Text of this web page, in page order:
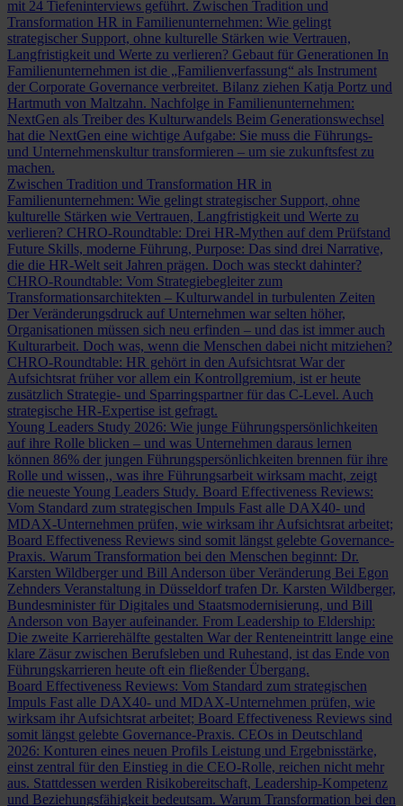
mit 24 Tiefeninterviews geführt. Zwischen Tradition und
Transformation HR in Familienunternehmen: Wie gelingt
strategischer Support, ohne kulturelle Stärken wie Vertrauen,
Langfristigkeit und Werte zu verlieren? Gebaut für Generationen In
Familienunternehmen ist die „Familienverfassung“ als Instrument
der Corporate Governance verbreitet. Bilanz ziehen Katja Portz und
Hartmuth von Maltzahn. Nachfolge in Familienunternehmen:
NextGen als Treiber des Kulturwandels Beim Generationswechsel
hat die NextGen eine wichtige Aufgabe: Sie muss die Führungs-
und Unternehmenskultur transformieren – um sie zukunftsfest zu
machen.
Zwischen Tradition und Transformation HR in
Familienunternehmen: Wie gelingt strategischer Support, ohne
kulturelle Stärken wie Vertrauen, Langfristigkeit und Werte zu
verlieren? CHRO-Roundtable: Drei HR-Mythen auf dem Prüfstand
Future Skills, moderne Führung, Purpose: Das sind drei Narrative,
die die HR-Welt seit Jahren prägen. Doch was steckt dahinter?
CHRO-Roundtable: Vom Strategiebegleiter zum
Transformationsarchitekten – Kulturwandel in turbulenten Zeiten
Der Veränderungsdruck auf Unternehmen war selten höher,
Organisationen müssen sich neu erfinden – und das ist immer auch
Kulturarbeit. Doch was, wenn die Menschen dabei nicht mitziehen?
CHRO-Roundtable: HR gehört in den Aufsichtsrat War der
Aufsichtsrat früher vor allem ein Kontrollgremium, ist er heute
zusätzlich Strategie- und Sparringspartner für das C-Level. Auch
strategische HR-Expertise ist gefragt.
Young Leaders Study 2026: Wie junge Führungspersönlichkeiten
auf ihre Rolle blicken – und was Unternehmen daraus lernen
können 86% der jungen Führungspersönlichkeiten brennen für ihre
Rolle und wissen,, was ihre Führungsarbeit wirksam macht, zeigt
die neueste Young Leaders Study. Board Effectiveness Reviews:
Vom Standard zum strategischen Impuls Fast alle DAX40- und
MDAX-Unternehmen prüfen, wie wirksam ihr Aufsichtsrat arbeitet;
Board Effectiveness Reviews sind somit längst gelebte Governance-
Praxis. Warum Transformation bei den Menschen beginnt: Dr.
Karsten Wildberger und Bill Anderson über Veränderung Bei Egon
Zehnders Veranstaltung in Düsseldorf trafen Dr. Karsten Wildberger,
Bundesminister für Digitales und Staatsmodernisierung, und Bill
Anderson von Bayer aufeinander. From Leadership to Eldership:
Die zweite Karrierehälfte gestalten War der Renteneintritt lange eine
klare Zäsur zwischen Berufsleben und Ruhestand, ist das Ende von
Führungskarrieren heute oft ein fließender Übergang.
Board Effectiveness Reviews: Vom Standard zum strategischen
Impuls Fast alle DAX40- und MDAX-Unternehmen prüfen, wie
wirksam ihr Aufsichtsrat arbeitet; Board Effectiveness Reviews sind
somit längst gelebte Governance-Praxis. CEOs in Deutschland
2026: Konturen eines neuen Profils Leistung und Ergebnisstärke,
einst zentral für den Einstieg in die CEO-Rolle, reichen nicht mehr
aus. Stattdessen werden Risikobereitschaft, Leadership-Kompetenz
und Beziehungsfähigkeit bedeutsam. Warum Transformation bei den